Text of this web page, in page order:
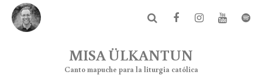
MISA ÜLKANTUN
Canto mapuche para la liturgia católica